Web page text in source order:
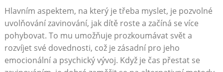
Hlavním aspektem, na který je třeba myslet, je pozvolné
uvolňování zavinování, jak dítě roste a začíná se více
pohybovat. To mu umožňuje prozkoumávat svět a
rozvíjet své dovednosti, což je zásadní pro jeho
emocionální a psychický vývoj. Když je čas přestat se